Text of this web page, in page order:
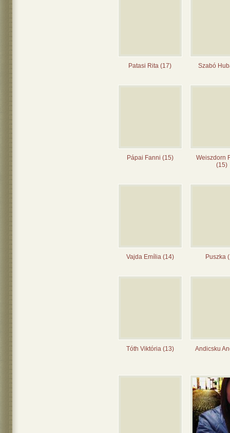
Patasi Rita (17) Szabó
Pápai Fanni (15)
Weiszdorn
(15)
Vajda Emília (14) Puszka
Tóth Viktória (13) Andicsku